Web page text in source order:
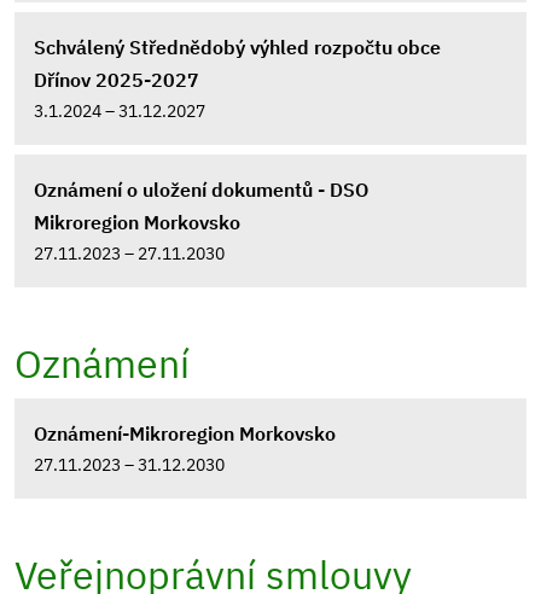
Schválený Střednědobý výhled rozpočtu obce
Dřínov 2025-2027
3.1.2024 – 31.12.2027
Oznámení o uložení dokumentů - DSO
Mikroregion Morkovsko
27.11.2023 – 27.11.2030
Oznámení
Oznámení-Mikroregion Morkovsko
27.11.2023 – 31.12.2030
Veřejnoprávní smlouvy